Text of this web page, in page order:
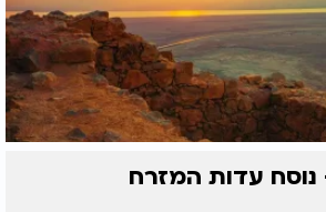
עדות המזרח